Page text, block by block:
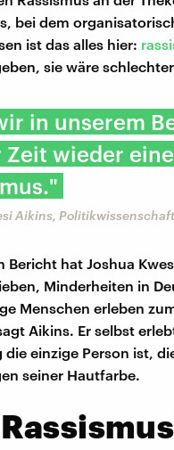
bei dem
ist das alles hier:
sie wäre
in unserem
Zeit wieder
Aikins,
Bericht hat Joshua
Minderheiten in
Menschen erleben
Aikins. Er selbst
die einzige Person ist,
seiner Hautfarbe.